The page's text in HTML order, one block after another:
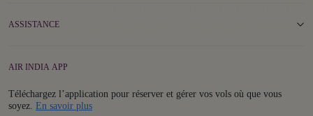
ASSISTANCE
AIR INDIA APP
Téléchargez l’application pour réserver et gérer vos vols où que vous
soyez. En savoir plusDetails